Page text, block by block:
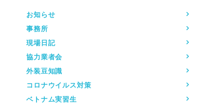
お知らせ
事務所
現場日記
協力業者会
外装豆知識
コロナウイルス対策
ベトナム実習生